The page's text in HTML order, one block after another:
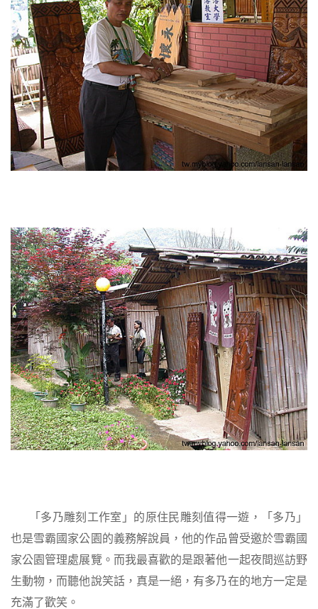
「多乃雕刻工作室」的原住民雕刻值得一遊，「多乃」
也是雪霸國家公園的義務解說員，他的作品曾受邀於雪霸國
家公園管理處展覽。而我最喜歡的是跟著他一起夜間巡訪野
生動物，而聽他說笑話，真是一絕，有多乃在的地方一定是
充滿了歡笑。